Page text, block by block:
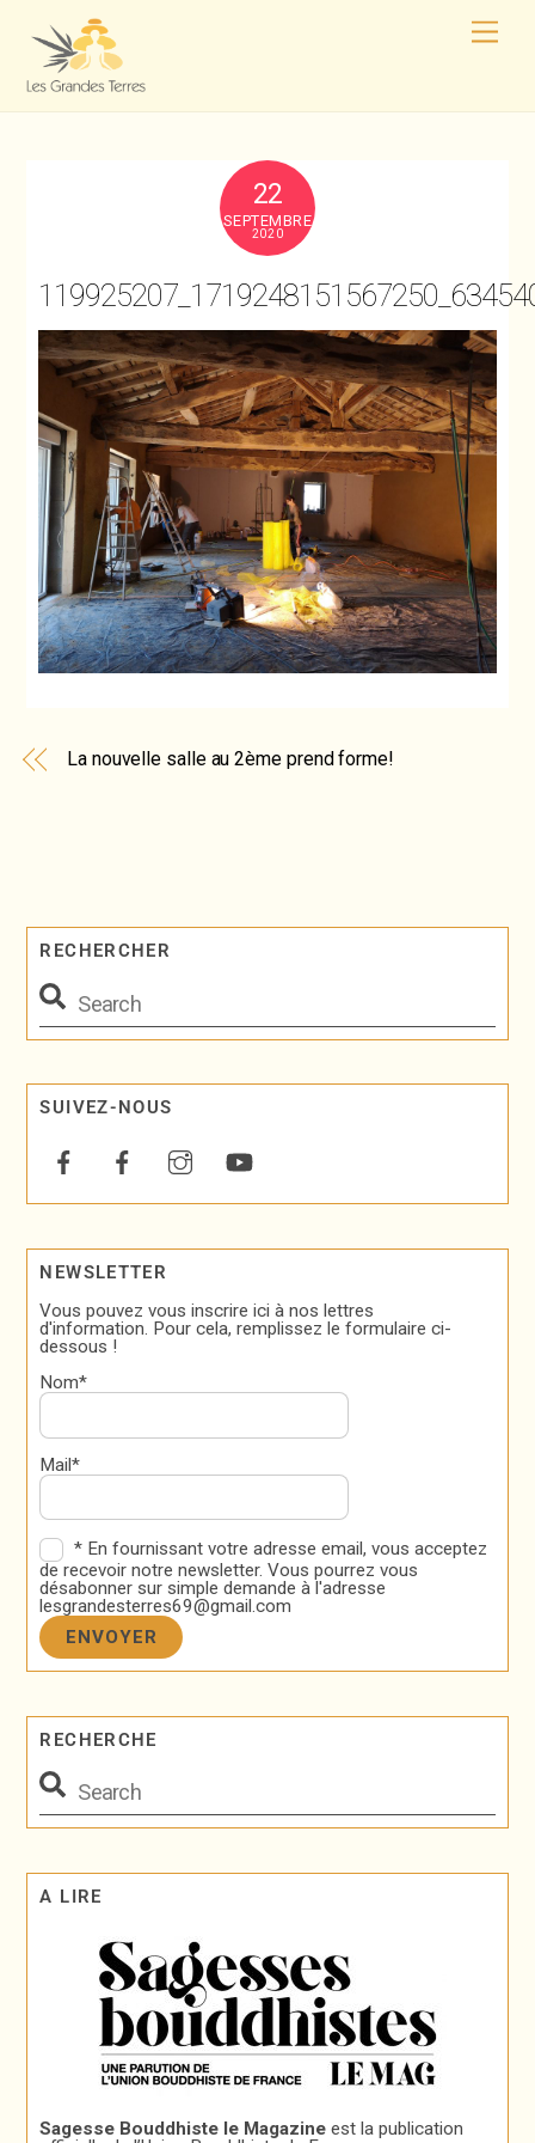
22
SEPTEMBRE
2020
La nouvelle salle au 2ème prend forme!
RECHERCHER
SUIVEZ-NOUS
NEWSLETTER
Vous pouvez vous inscrire ici à nos lettres
d'information. Pour cela, remplissez le formulaire ci-
dessous !
Nom*
Mail*
* En fournissant votre adresse email, vous acceptez
de recevoir notre newsletter. Vous pourrez vous
désabonner sur simple demande à l'adresse
lesgrandesterres69@gmail.com
RECHERCHE
A LIRE
Sagesse Bouddhiste le Magazine est la publication